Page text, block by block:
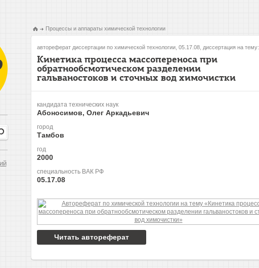
Процессы и аппараты химической технологии
автореферат диссертации по химической технологии, 05.17.08, диссертация на тему:
Кинетика процесса массопереноса при
обратнообсмотическом разделении
гальваностоков и сточных вод химочистки
кандидата технических наук
Абоносимов, Олег Аркадьевич
город
Тамбов
год
2000
специальность ВАК РФ
05.17.08
Читать автореферат